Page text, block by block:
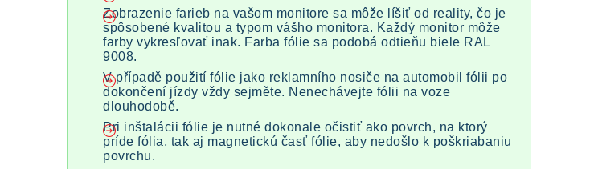
Zobrazenie farieb na vašom monitore sa môže líšiť od reality, čo je
spôsobené kvalitou a typom vášho monitora. Každý monitor môže
farby vykresľovať inak. Farba fólie sa podobá odtieňu biele RAL
9008.
V případě použití fólie jako reklamního nosiče na automobil fólii po
dokončení jízdy vždy sejměte. Nenechávejte fólii na voze
dlouhodobě.
Pri inštalácii fólie je nutné dokonale očistiť ako povrch, na ktorý
príde fólia, tak aj magnetickú časť fólie, aby nedošlo k poškriabaniu
povrchu.